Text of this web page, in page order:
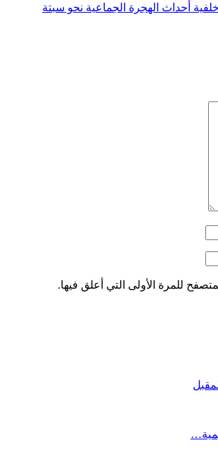
أحداث الهجرة الجماعية نحو سبتة
للمرة الأولى التي أعلق فيها.